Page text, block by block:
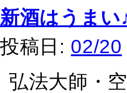
新酒はうま
投稿日: 02/20
弘法大師・